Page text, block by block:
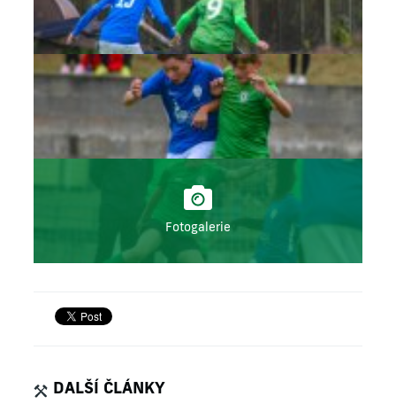
Fotogalerie
DALŠÍ ČLÁNKY